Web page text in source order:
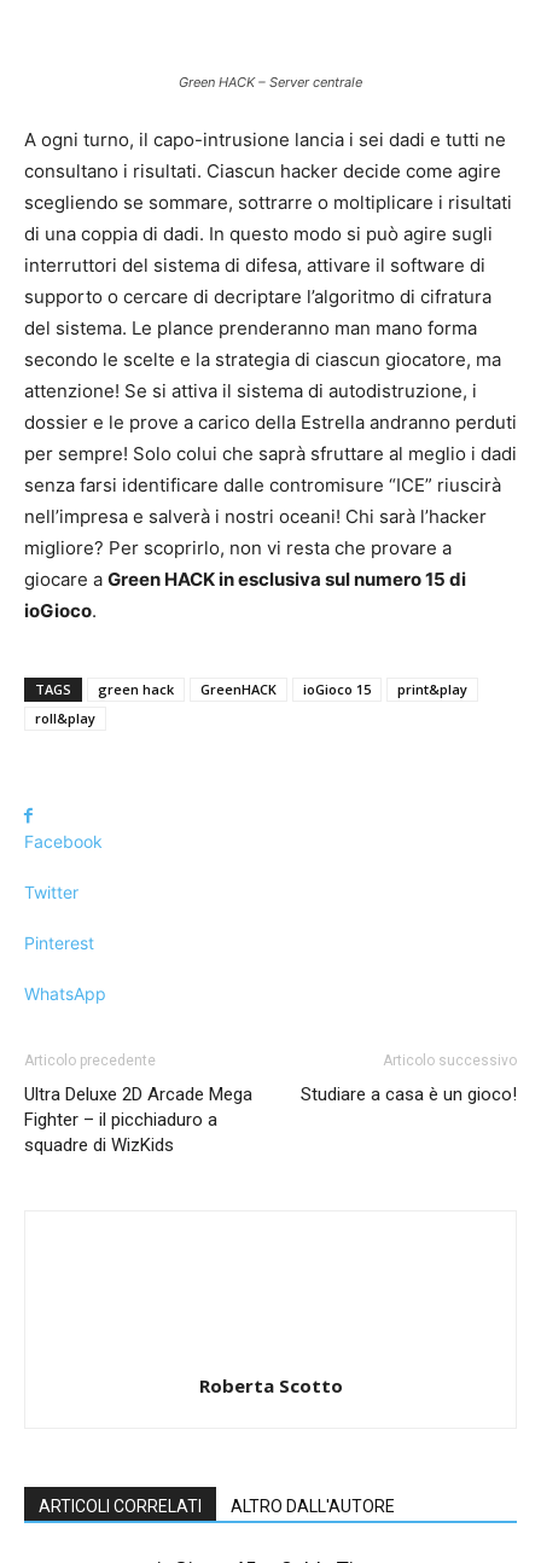
Green HACK – Server centrale
A ogni turno, il capo-intrusione lancia i sei dadi e tutti ne
consultano i risultati. Ciascun hacker decide come agire
scegliendo se sommare, sottrarre o moltiplicare i risultati
di una coppia di dadi. In questo modo si può agire sugli
interruttori del sistema di difesa, attivare il software di
supporto o cercare di decriptare l’algoritmo di cifratura
del sistema. Le plance prenderanno man mano forma
secondo le scelte e la strategia di ciascun giocatore, ma
attenzione! Se si attiva il sistema di autodistruzione, i
dossier e le prove a carico della Estrella andranno perduti
per sempre! Solo colui che saprà sfruttare al meglio i dadi
senza farsi identificare dalle contromisure “ICE” riuscirà
nell’impresa e salverà i nostri oceani! Chi sarà l’hacker
migliore? Per scoprirlo, non vi resta che provare a
giocare a Green HACK in esclusiva sul numero 15 di
ioGioco.
TAGS green hack GreenHACK ioGioco 15
print&play
roll&play
Facebook
Twitter
Pinterest
WhatsApp
Articolo precedente
Ultra Deluxe 2D Arcade Mega
Fighter – il picchiaduro a
squadre di WizKids
Articolo successivo
Studiare a casa è un gioco!
Roberta Scotto
ARTICOLI CORRELATI ALTRO DALL'AUTORE